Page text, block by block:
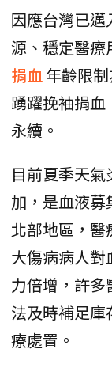
因應台灣已
源、穩定醫療
捐血年齡限
踴躍挽袖捐
永續。
目前夏季天
加，是血液
北部地區，
大傷病病人
力倍增，許
法及時補足
療處置。